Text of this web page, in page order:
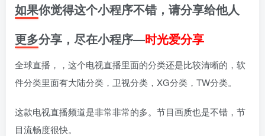
如果你觉得这个小程序不错，请分享给他人
更多分享，尽在小程序—时光爱分享
全球直播，，这个电视直播里面的分类还是比较清晰的，软
件分类里面有大陆分类，卫视分类，XG分类，TW分类。
这款电视直播频道是非常非常的多。节目画质也是不错，节
目流畅度很快。